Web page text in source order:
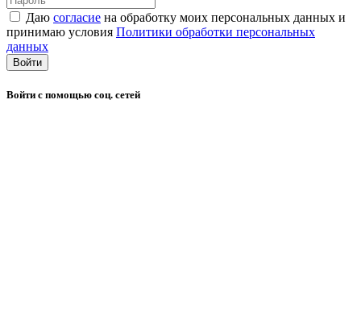
Даю согласие на обработку моих персональных данных и
принимаю условия Политики обработки персональных
данных
Войти
Войти с помощью соц. сетей